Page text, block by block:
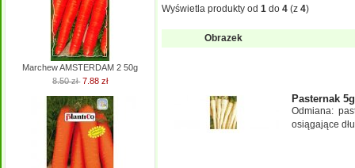
Marchew AMSTERDAM 2 50g
8.50 zł 7.88 zł
Wyświetla produkty od 1 do 4 (z 4)
Obrazek
Pasternak
Odmiana:
osiągające